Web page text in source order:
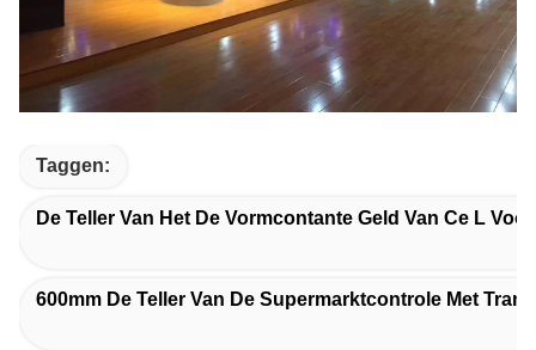
Taggen:
De Teller Van Het De Vormcontante Geld Van Ce L
600mm De Teller Van De Supermarktcontrole Met